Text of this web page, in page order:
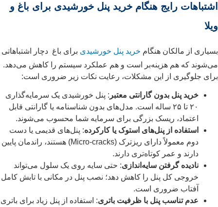
اشتباهات رایج هنگام خرید پنل خورشیدی برای باغ و
ویلا
بسیاری از مالکان هنگام خرید پنل خورشیدی برای باغ دچار اشتباهاتی
می‌شوند که هم هزینه‌بر است و هم عملکرد سیستم را کاهش می‌دهد.
برای جلوگیری از این مشکلات، رعایت نکات زیر ضروری است:
خرید پنل بدون گارانتی معتبر : پنل خورشیدی یک سرمایه‌گذاری
۲۰ تا ۲۵ ساله است. مدل‌های بدون شناسنامه یا گارانتی قابل
اعتماد، ریسک بزرگی برای سرمایه شما محسوب می‌شوند.
استفاده از پنل‌های استوک یا کارکرده: پنل‌های قدیمی یا دست
دوم معمولاً دارای ریزترک (Micro-cracks) هستند، راندمان پایین
دارند و عمر کوتاه‌تری دارند.
نادیده گرفتن سایه‌اندازی: حتی سایه روی یک سلول می‌تواند
خروجی کل پنل را کاهش دهد؛ نصب پنل در مکانی با تابش کامل
آفتاب ضروری است.
عدم تناسب پنل با ظرفیت باتری: استفاده از پنل زیاد برای باتری